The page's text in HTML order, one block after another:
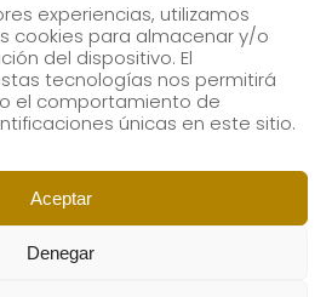
experiencias, utilizamos
cookies para almacenar y/o
del dispositivo. El
tecnologías nos permitirá
el comportamiento de
únicas en este sitio.
Aceptar
Denegar
to receive our news by